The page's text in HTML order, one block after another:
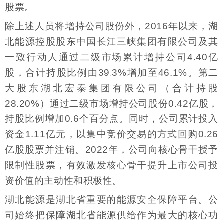
股票。
除上述人员将增持公司股份外，2016年以来，湖
北能源控股股东中国长江三峡集团有限公司及其
一致行动人通过二级市场累计增持公司4.40亿
股，合计持股比例由39.3%增加至46.1%。第二
大股东湖北宏泰集团有限公司（合计持股
28.20%）通过二级市场增持公司股份0.42亿股，
持股比例增加0.6个百分点。同时，公司累计投入
资金1.11亿元，以集中竞价交易的方式回购0.26
亿股股票并注销。2022年，公司向核心骨干授予
限制性股票，有效激发核心骨干提升上市公司投
资价值的主动性和积极性。
湖北能源是湖北省重要的能源安全保障平台。公
司始终把保障湖北省能源供给作为最大的核心功